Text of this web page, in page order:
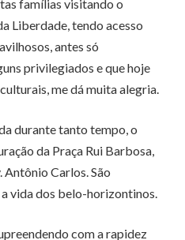
famílias visitando o
Liberdade, tendo acesso
antes só
privilegiados e que hoje
me dá muita alegria.
durante tanto tempo, o
da Praça Rui Barbosa,
Antônio Carlos. São
vida dos belo-horizontinos.
com a rapidez